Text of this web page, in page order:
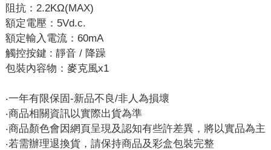
阻抗：2.2KΩ(MAX)
額定電壓：5Vd.c.
額定輸入電流：60mA
觸控按鍵 : 靜音 / 降躁
包裝內容物：麥克風x1
‧一年有限保固-新品不良/非人為損壞
‧商品相關資訊以實際出貨為準
‧商品顏色會因網頁呈現及認知有些許差異，將以實品為主
‧若需辦理退換貨，請保持商品及彩盒包裝完整